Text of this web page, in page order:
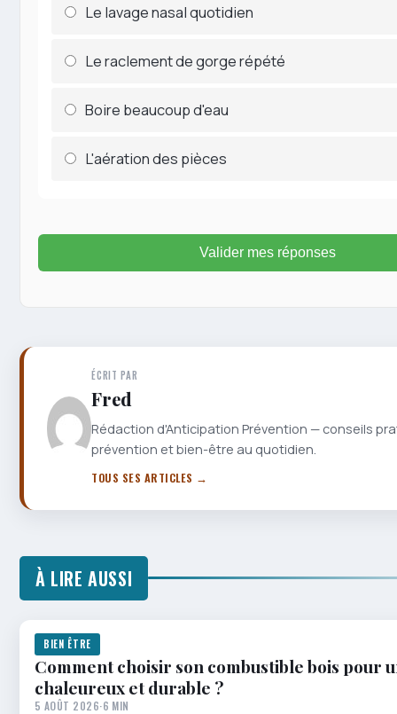
Le lavage nasal quotidien
Le raclement de gorge répété
Boire beaucoup d'eau
L'aération des pièces
Valider mes réponses
ÉCRIT PAR
Fred
Rédaction d'Anticipation Prévention — conseils
prévention et bien-être au quotidien.
TOUS SES ARTICLES →
À LIRE AUSSI
BIEN ÊTRE
Comment choisir son combustible bois pour
chaleureux et durable ?
5 AOÛT 2026·6 MIN